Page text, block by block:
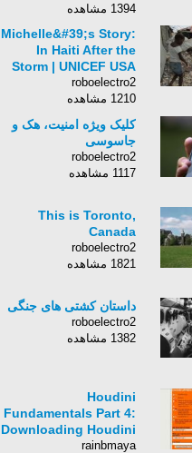
Manufacturer Battery
1394 مشاهده
Michelle&#39;s Story:
In Haiti After the
Storm | UNICEF USA
roboelectro2
1210 مشاهده
کلیک ویژه امنیت، هک و
جاسوسی
roboelectro2
1117 مشاهده
This is Toronto,
Canada
roboelectro2
1821 مشاهده
داستان کشتی های جنگی
roboelectro2
1382 مشاهده
Houdini
Fundamentals Part 4:
Downloading Houdini
rainbmaya